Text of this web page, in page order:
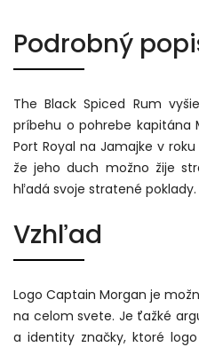
Podrobný
The Black Spiced Rum
príbehu o pohrebe kapitána
Port Royal na Jamajke v
že jeho duch možno žije
hľadá svoje stratené poklady.
Vzhľad
Logo Captain Morgan je
na celom svete. Je ťažké
a identity značky, ktoré